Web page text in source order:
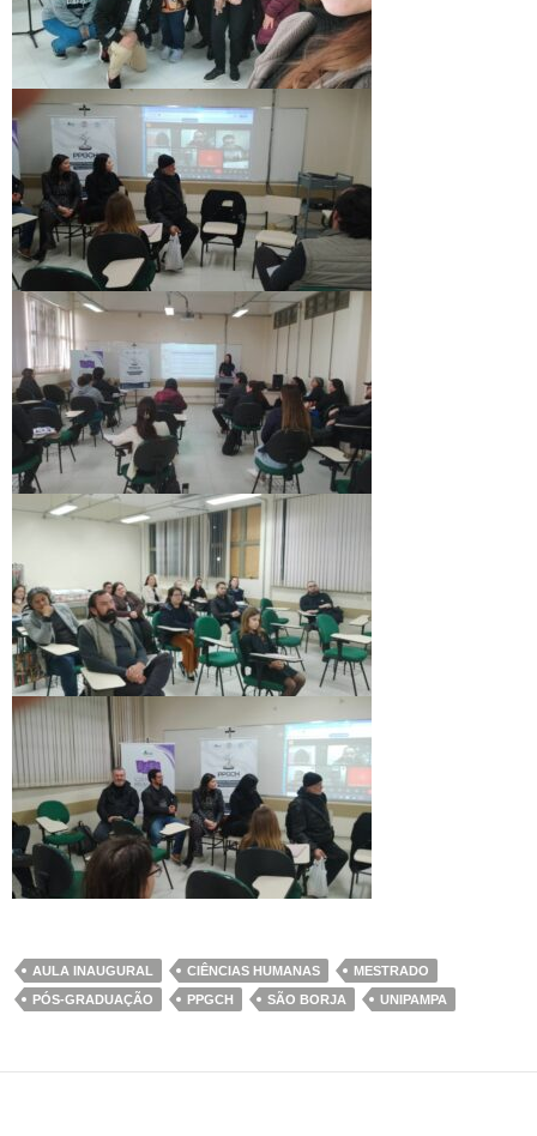
AULA INAUGURAL CIÊNCIAS HUMANAS
MESTRADO
PÓS-GRADUAÇÃO
PPGCH SÃO BORJA UNIPAMPA